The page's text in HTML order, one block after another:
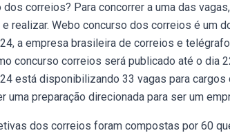
correios? Para concorrer a uma das
realizar. Webo concurso dos correios é um
a empresa brasileira de correios e
concurso correios será publicado até o dia
está disponibilizando 33 vagas para
uma preparação direcionada para ser um
dos correios foram compostas por 60